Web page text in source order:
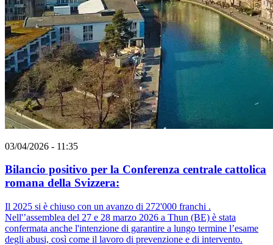
03/04/2026 - 11:35
Bilancio positivo per la Conferenza centrale cattolica
romana della Svizzera:
Il 2025 si è chiuso con un avanzo di 272'000 franchi .
Nell'’assemblea del 27 e 28 marzo 2026 a Thun (BE) è stata
confermata anche l'intenzione di garantire a lungo termine l’esame
degli abusi, così come il lavoro di prevenzione e di intervento.